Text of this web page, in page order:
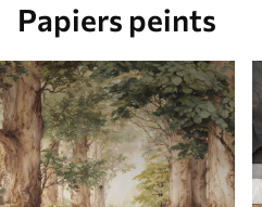
Papiers peints